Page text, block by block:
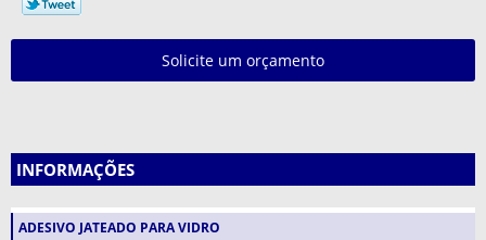
Solicite um orçamento
INFORMAÇÕES
ADESIVO JATEADO PARA VIDRO